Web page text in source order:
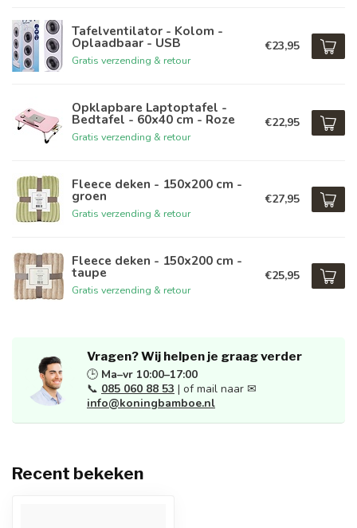
Tafelventilator - Kolom -
Oplaadbaar - USB
Gratis verzending & retour
€23,95
Opklapbare Laptoptafel -
Bedtafel - 60x40 cm - Roze
Gratis verzending & retour
€22,95
Fleece deken - 150x200 cm -
groen
Gratis verzending & retour
€27,95
Fleece deken - 150x200 cm -
taupe
Gratis verzending & retour
€25,95
Vragen? Wij helpen je graag verder
🕒 Ma–vr 10:00–17:00
📞 085 060 88 53 | of mail naar ✉
info@koningbamboe.nl
Recent bekeken